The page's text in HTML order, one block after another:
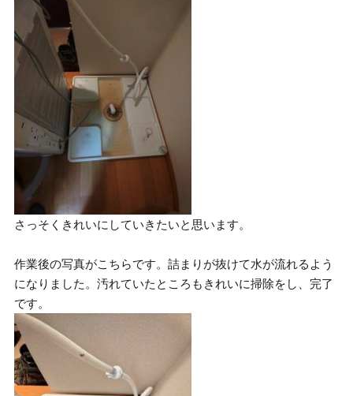
さっそくきれいにしていきたいと思います。
作業後の写真がこちらです。詰まりが抜けて水が流れるよう
になりました。汚れていたところもきれいに掃除をし、完了
です。